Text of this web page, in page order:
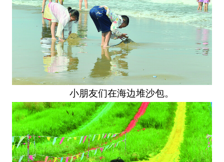
小朋友们在海边堆沙包。